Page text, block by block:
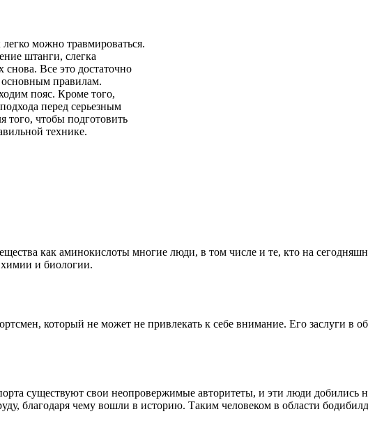
можно травмироваться.
штанги, слегка
снова. Все это достаточно
основным правилам.
пояс. Кроме того,
перед серьезным
того, чтобы подготовить
технике.
как аминокислоты многие люди, в том числе и те, кто на
и биологии.
который не может не привлекать к себе внимание. Его заслуги в
существуют свои неопровержимые авторитеты, и эти люди добились
благодаря чему вошли в историю. Таким человеком в области